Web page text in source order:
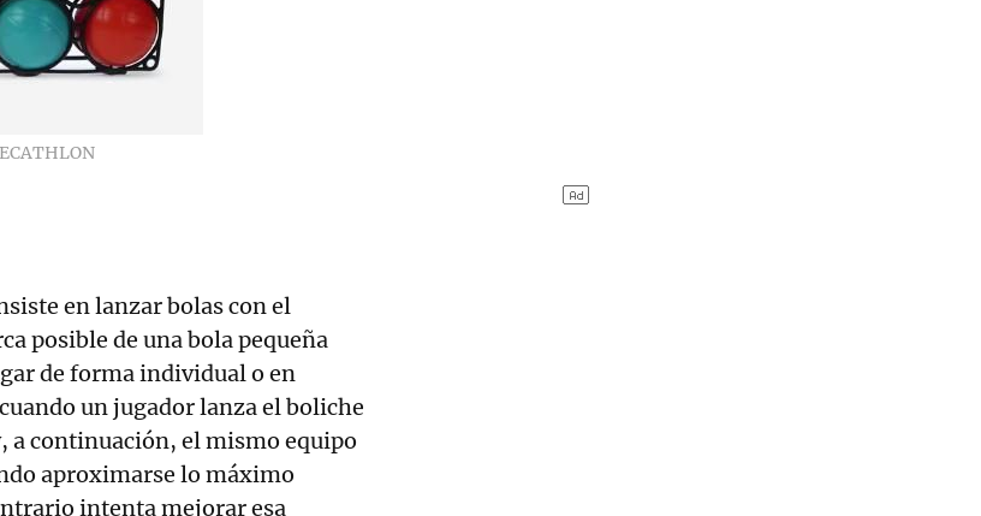
en lanzar bolas con el
posible de una bola pequeña
de forma individual o en
un jugador lanza el boliche
a continuación, el mismo equipo
aproximarse lo máximo
intenta mejorar esa